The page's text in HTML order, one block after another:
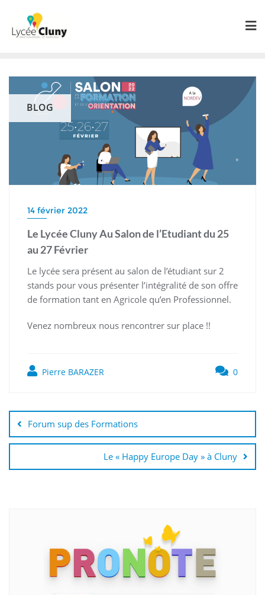
content
BLOG
14 février 2022
Le Lycée Cluny Au Salon de l’Etudiant du 25
au 27 Février
Le lycée sera présent au salon de l’étudiant sur 2
stands pour vous présenter l’intégralité de son offre
de formation tant en Agricole qu’en Professionnel.
Venez nombreux nous rencontrer sur place !!
Pierre BARAZER 0
de
l’article
Forum sup des Formations
Le « Happy Europe Day » à Cluny